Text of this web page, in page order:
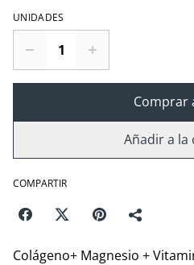
UNIDADES
Comprar
Añadir a la
COMPARTIR
Colágeno+ Magnesio +